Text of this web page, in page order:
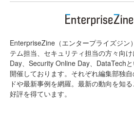
EnterpriseZine（エンタープライズジン
テム担当、セキュリティ担当の方々向
Day、Security Online Day、DataTech
開催しております。それぞれ編集部独
ドや最新事例を網羅。最新の動向を知る
好評を得ています。